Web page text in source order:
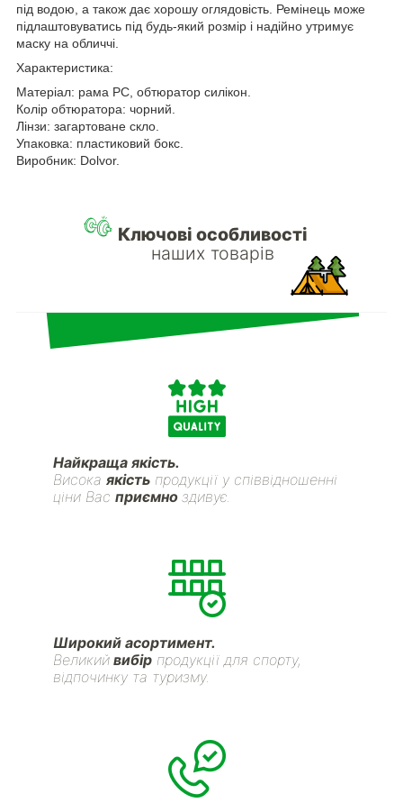
під водою, а також дає хорошу оглядовість. Ремінець може
підлаштовуватись під будь-який розмір і надійно утримує
маску на обличчі.
Характеристика:
Матеріал: рама PC, обтюратор силікон.
Колір обтюратора: чорний.
Лінзи: загартоване скло.
Упаковка: пластиковий бокс.
Виробник: Dolvor.
Ключові особливості
наших товарів
Найкраща якість.
Висока якість продукції у співвідношенні
ціни Вас приємно здивує.
Широкий асортимент.
Великий вибір продукції для спорту,
відпочинку та туризму.